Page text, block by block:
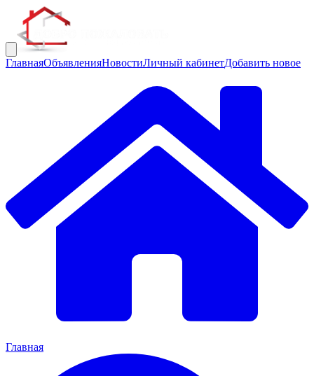
ГлавнаяОбъявленияНовостиЛичный кабинетДобавить новое
Главная